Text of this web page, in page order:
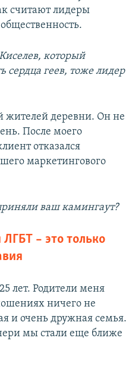
считают лидеры
который
сердца геев, тоже лидер
жителей деревни. Он не
После моего
отказался
маркетингового
ваш камингаут?
– это только
лет. Родители меня
ничего не
и очень дружная семья.
мы стали еще ближе